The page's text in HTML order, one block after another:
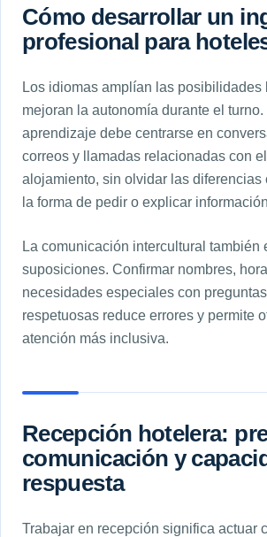
Cómo desarrollar un
profesional para
Los idiomas amplían las posibilidades
mejoran la autonomía durante el turno.
aprendizaje debe centrarse en
correos y llamadas relacionadas con el
alojamiento, sin olvidar las diferencias
la forma de pedir o explicar
La comunicación intercultural también
suposiciones. Confirmar nombres,
necesidades especiales con preguntas
respetuosas reduce errores y permite
atención más inclusiva.
Recepción hotelera:
comunicación y
respuesta
Trabajar en recepción significa actuar